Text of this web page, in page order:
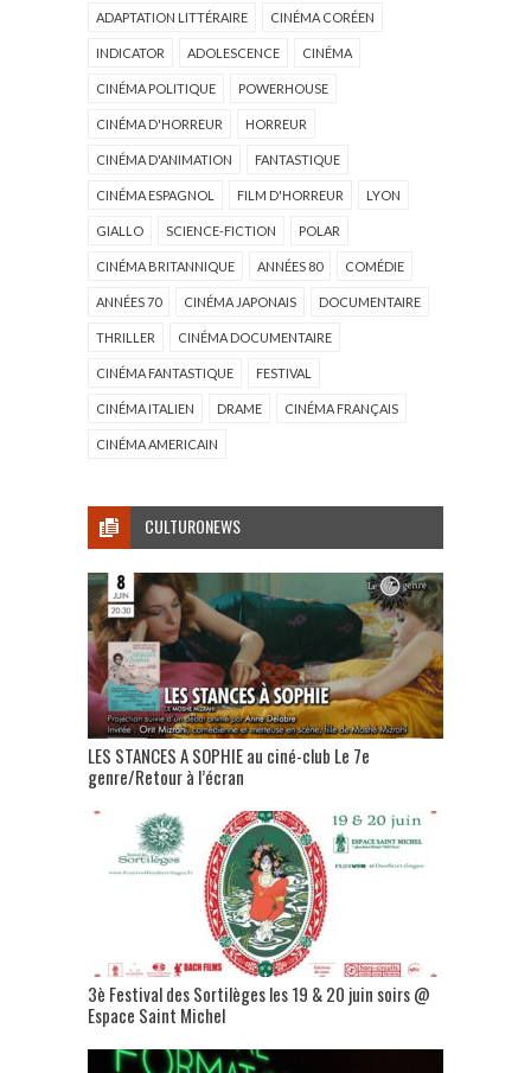
ADAPTATION LITTÉRAIRE CINÉMA CORÉEN
INDICATOR ADOLESCENCE CINÉMA
CINÉMA POLITIQUE POWERHOUSE
CINÉMA D'HORREUR HORREUR
CINÉMA D'ANIMATION FANTASTIQUE
CINÉMA ESPAGNOL FILM D'HORREUR LYON
GIALLO SCIENCE-FICTION POLAR
CINÉMA BRITANNIQUE ANNÉES 80 COMÉDIE
ANNÉES 70 CINÉMA JAPONAIS DOCUMENTAIRE
THRILLER CINÉMA DOCUMENTAIRE
CINÉMA FANTASTIQUE FESTIVAL
CINÉMA ITALIEN DRAME CINÉMA FRANÇAIS
CINÉMA AMERICAIN
CULTURONEWS
LES STANCES A SOPHIE au ciné-club Le 7e
genre/Retour à l’écran
3è Festival des Sortilèges les 19 & 20 juin soirs @
Espace Saint Michel